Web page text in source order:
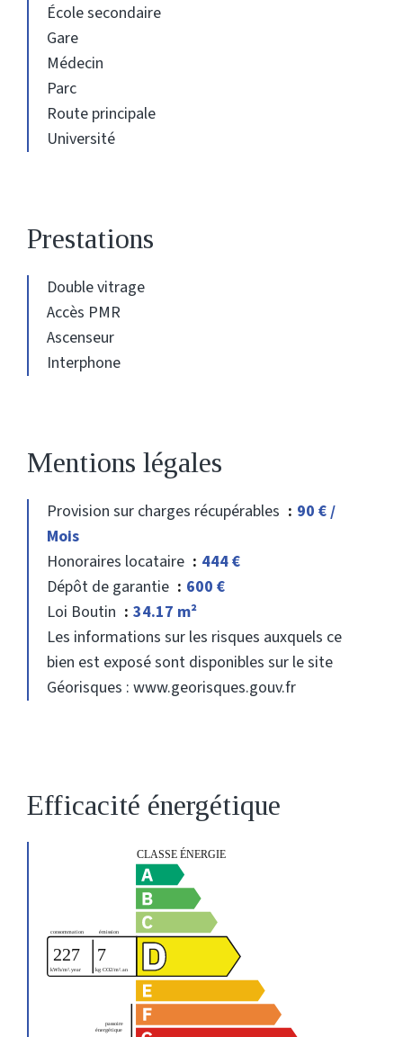
École secondaire
Gare
Médecin
Parc
Route principale
Université
Prestations
Double vitrage
Accès PMR
Ascenseur
Interphone
Mentions légales
Provision sur charges récupérables
90 € /
Mois
Honoraires locataire
444 €
Dépôt de garantie
600 €
Loi Boutin
34.17 m²
Les informations sur les risques auxquels ce
bien est exposé sont disponibles sur le site
Géorisques : www.georisques.gouv.fr
Efficacité énergétique